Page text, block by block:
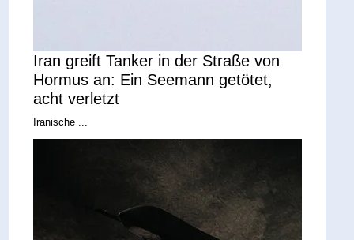
Iran greift Tanker in der Straße von
Hormus an: Ein Seemann getötet,
acht verletzt
Iranische ...